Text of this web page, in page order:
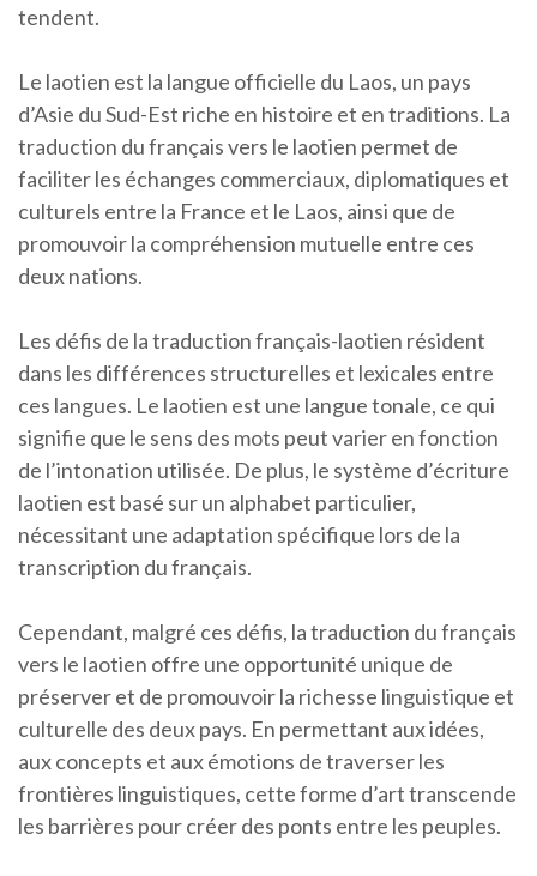
tendent.
Le laotien est la langue officielle du Laos, un pays
d’Asie du Sud-Est riche en histoire et en traditions. La
traduction du français vers le laotien permet de
faciliter les échanges commerciaux, diplomatiques et
culturels entre la France et le Laos, ainsi que de
promouvoir la compréhension mutuelle entre ces
deux nations.
Les défis de la traduction français-laotien résident
dans les différences structurelles et lexicales entre
ces langues. Le laotien est une langue tonale, ce qui
signifie que le sens des mots peut varier en fonction
de l’intonation utilisée. De plus, le système d’écriture
laotien est basé sur un alphabet particulier,
nécessitant une adaptation spécifique lors de la
transcription du français.
Cependant, malgré ces défis, la traduction du français
vers le laotien offre une opportunité unique de
préserver et de promouvoir la richesse linguistique et
culturelle des deux pays. En permettant aux idées,
aux concepts et aux émotions de traverser les
frontières linguistiques, cette forme d’art transcende
les barrières pour créer des ponts entre les peuples.